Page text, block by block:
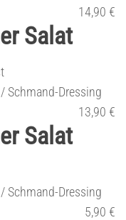
Salat
14,90 €
Schmand-Dressing
Salat
13,90 €
Schmand-Dressing
5,90 €